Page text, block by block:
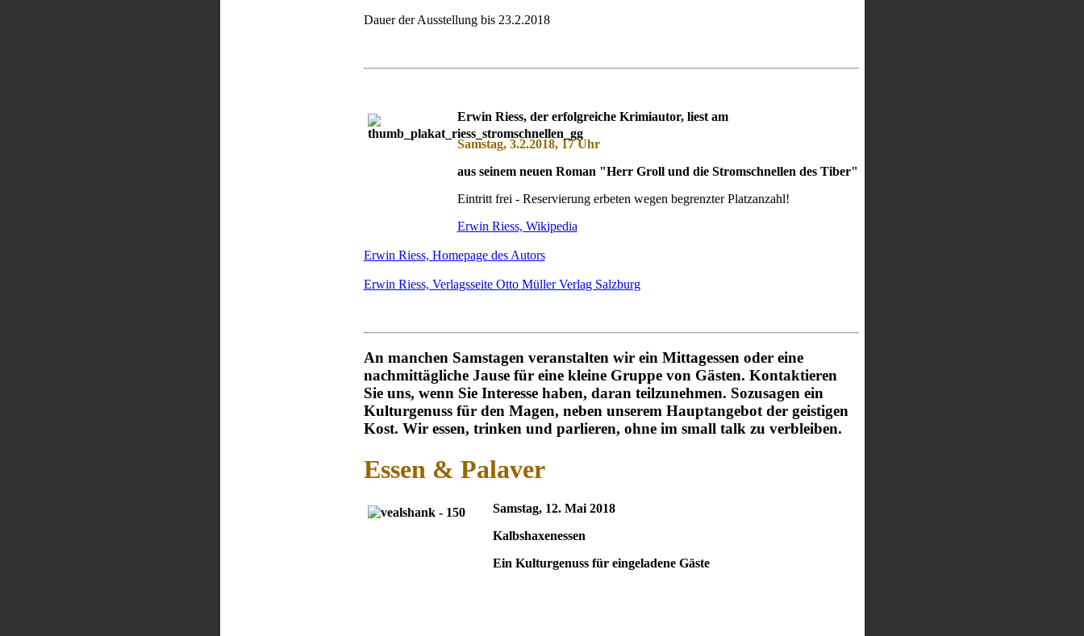
Dauer der Ausstellung bis 23.2.2018
Erwin Riess, der erfolgreiche Krimiautor, liest am
Samstag, 3.2.2018, 17 Uhr
aus seinem neuen Roman "Herr Groll und die Stromschnellen des Tiber"
Eintritt frei - Reservierung erbeten wegen begrenzter Platzanzahl!
Erwin Riess, Wikipedia
Erwin Riess, Homepage des Autors
Erwin Riess, Verlagsseite Otto Müller Verlag Salzburg
An manchen Samstagen veranstalten wir ein Mittagessen oder eine
nachmittägliche Jause für eine kleine Gruppe von Gästen. Kontaktieren
Sie uns, wenn Sie Interesse haben, daran teilzunehmen. Sozusagen ein
Kulturgenuss für den Magen, neben unserem Hauptangebot der geistigen
Kost. Wir essen, trinken und parlieren, ohne im small talk zu verbleiben.
Essen & Palaver
Samstag, 12. Mai 2018
Kalbshaxenessen
Ein Kulturgenuss für eingeladene Gäste